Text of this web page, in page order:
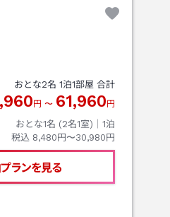
おとな2名 1泊1部屋 合計
円 〜 61,960 円
おとな1名 (2名1室)｜ 1泊
税込 8,480円〜30,980円
ランを見る